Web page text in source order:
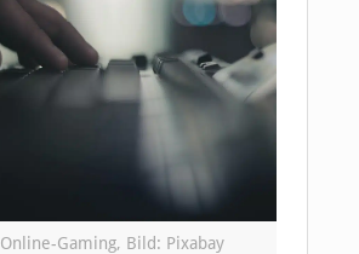
Online-Gaming, Bild: Pixabay